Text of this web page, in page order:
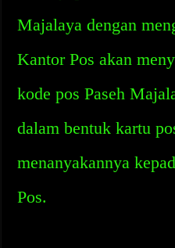
Majalaya dengan
Kantor Pos akan
kode pos Paseh
dalam bentuk kartu
menanyakannya
Pos.